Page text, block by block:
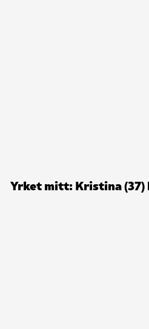
Yrket mitt: Kristina (37)